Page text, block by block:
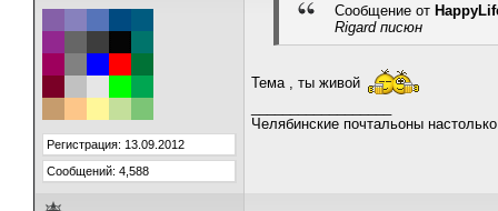
Регистрация: 13.09.2012
Сообщений: 4,588
Сообщение от
Rigard писюн
Тема , ты живой
Челябинские почтальоны